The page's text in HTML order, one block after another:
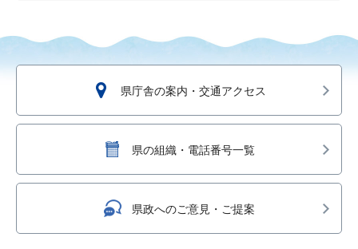
県庁舎の案内・交通アクセス
県の組織・電話番号一覧
県政へのご意見・ご提案